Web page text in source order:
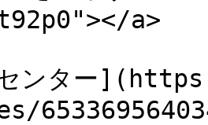
a>
センター